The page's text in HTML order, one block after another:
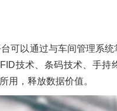
可以通过与车间管理系
技术、条码技术、手
用，释放数据价值。